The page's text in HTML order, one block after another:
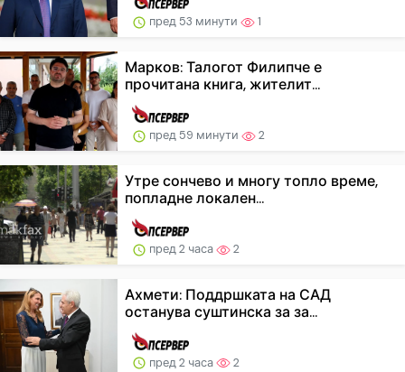
пред 53 минути 1
Марков: Талогот Филипче е
прочитана книга, жителит...
пред 59 минути 2
Утре сончево и многу топло време,
попладне локален...
пред 2 часа 2
Ахмети: Поддршката на САД
останува суштинска за за...
пред 2 часа 2